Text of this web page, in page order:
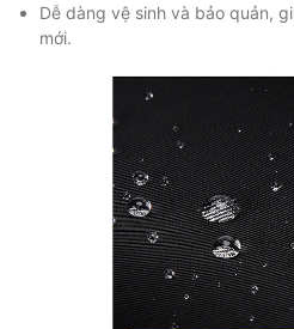
Dễ dàng vệ sinh và bảo quản,
mới.